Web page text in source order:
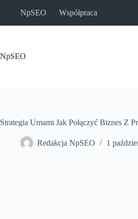
NpSEO Współpraca
NpSEO
Strategia Umami Jak Połączyć Biznes Z
Redakcja NpSEO 1